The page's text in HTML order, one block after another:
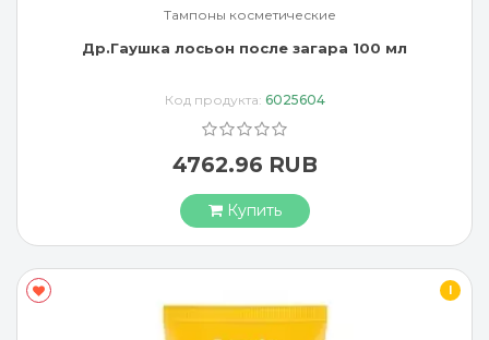
Тампоны косметические
Др.Гаушка лосьон после загара 100 мл
Код продукта: 6025604
4762.96 RUB
Купить
I